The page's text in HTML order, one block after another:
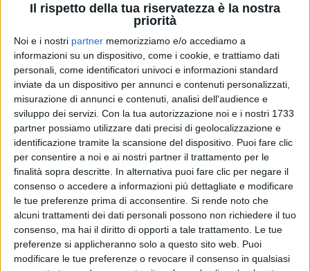
Il rispetto della tua riservatezza è la nostra
priorità
Noi e i nostri partner memorizziamo e/o accediamo a
informazioni su un dispositivo, come i cookie, e trattiamo dati
personali, come identificatori univoci e informazioni standard
inviate da un dispositivo per annunci e contenuti personalizzati,
misurazione di annunci e contenuti, analisi dell'audience e
sviluppo dei servizi. Con la tua autorizzazione noi e i nostri 1733
partner possiamo utilizzare dati precisi di geolocalizzazione e
identificazione tramite la scansione del dispositivo. Puoi fare clic
per consentire a noi e ai nostri partner il trattamento per le
finalità sopra descritte. In alternativa puoi fare clic per negare il
consenso o accedere a informazioni più dettagliate e modificare
le tue preferenze prima di acconsentire. Si rende noto che
alcuni trattamenti dei dati personali possono non richiedere il tuo
consenso, ma hai il diritto di opporti a tale trattamento. Le tue
preferenze si applicheranno solo a questo sito web. Puoi
modificare le tue preferenze o revocare il consenso in qualsiasi
Ecco i 5 motivi per cuiUebediFred De Palma
un disco di semplici
canzoni ma di successi:
1. HIT.Uebecontiene i due tormentoni delle estati
2018 e 2019, che hanno dominato classifiche e
airplay:D'estate non vale eUna volta ancora,
entrambe realizzate in duetto con la cantante e
attrice spagnola Ana Mena, hanno entrambe
superato i 100mila downloadottenendo il Doppio
Disco di Platino.
2. DUETTI. Nell'albumci sono alcune collaborazioni
d'eccezione. Oltre adAna Mena, protagonista anche
della versione spagnola diUn'altra volta ancora-Se